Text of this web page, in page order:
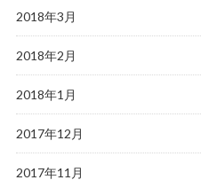
2018年3月
2018年2月
2018年1月
2017年12月
2017年11月